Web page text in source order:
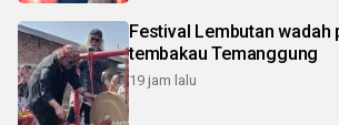
Festival Lembutan wadah
tembakau Temanggung
19 jam lalu